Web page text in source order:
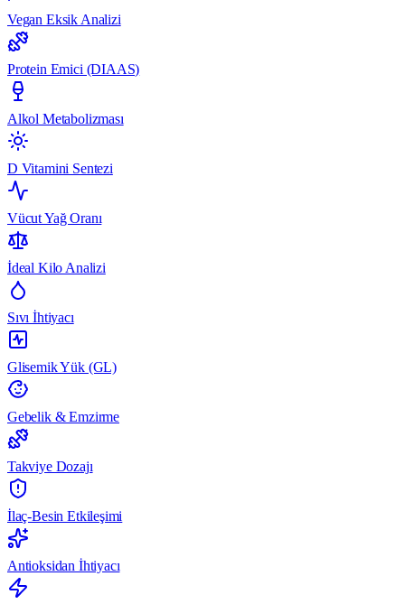
Vegan Eksik Analizi
Protein Emici (DIAAS)
Alkol Metabolizması
D Vitamini Sentezi
Vücut Yağ Oranı
İdeal Kilo Analizi
Sıvı İhtiyacı
Glisemik Yük (GL)
Gebelik & Emzirme
Takviye Dozajı
İlaç-Besin Etkileşimi
Antioksidan İhtiyacı